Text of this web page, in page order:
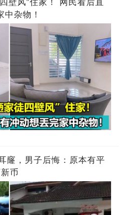
壁风”住家！ 网民看后直
杂物！
窿，男子后悔：原本有平
币